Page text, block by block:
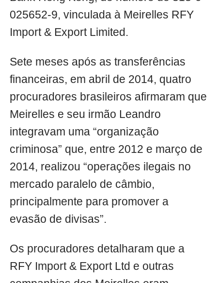
025652-9, vinculada à Meirelles RFY
Import & Export Limited.
Sete meses após as transferências
financeiras, em abril de 2014, quatro
procuradores brasileiros afirmaram que
Meirelles e seu irmão Leandro
integravam uma “organização
criminosa” que, entre 2012 e março de
2014, realizou “operações ilegais no
mercado paralelo de câmbio,
principalmente para promover a
evasão de divisas”.
Os procuradores detalharam que a
RFY Import & Export Ltd e outras